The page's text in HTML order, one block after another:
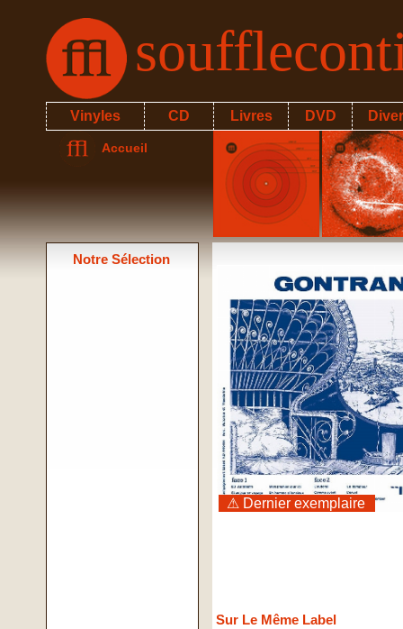
Vinyles CD Livres DVD
Accueil
Notre Sélection
⚠ Dernier exemplaire
Sur Le Même Label